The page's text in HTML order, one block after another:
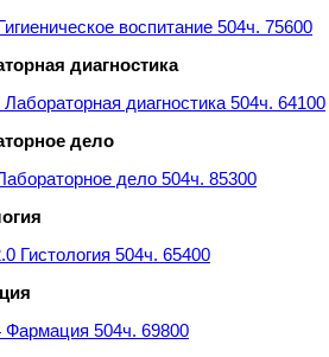
воспитание 504ч. 75600
диагностика
диагностика 504ч. 64100
дело
дело 504ч. 85300
Гистология 504ч. 65400
504ч. 69800